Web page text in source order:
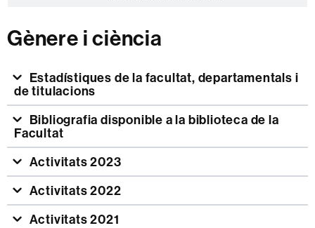
Gènere i ciència
de titulacions
Facultat
Activitats 2023
Activitats 2022
Activitats 2021